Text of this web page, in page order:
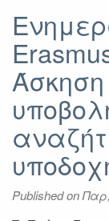
Published on